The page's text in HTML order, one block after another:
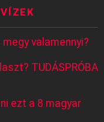
valamennyi?
TUDÁSPRÓBA
ezt a 8 magyar